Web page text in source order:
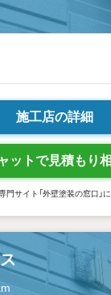
施工店の詳細
ットで見積もり
門サイト「外壁塗装の窓口」